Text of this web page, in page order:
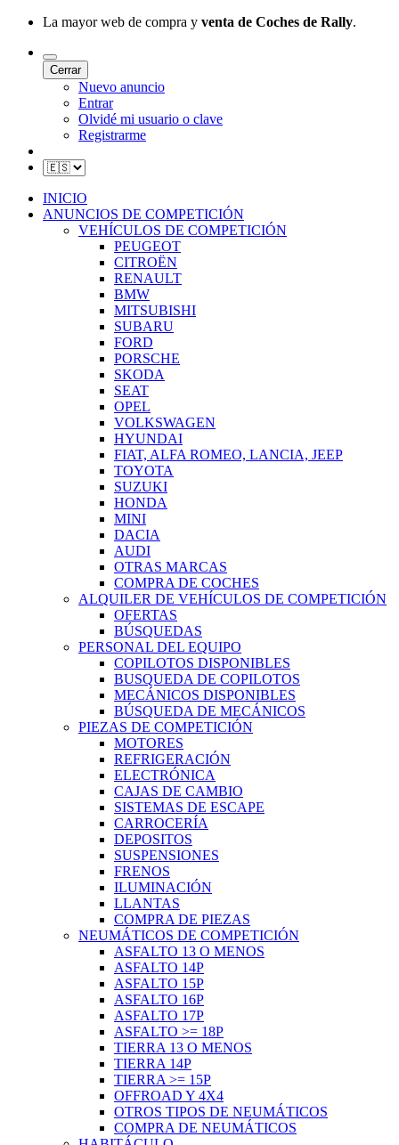
La mayor web de compra y venta de Coches de Rally.
Cerrar
Nuevo anuncio
Entrar
Olvidé mi usuario o clave
Registrarme
INICIO
ANUNCIOS DE COMPETICIÓN
VEHÍCULOS DE COMPETICIÓN
PEUGEOT
CITROËN
RENAULT
BMW
MITSUBISHI
SUBARU
FORD
PORSCHE
SKODA
SEAT
OPEL
VOLKSWAGEN
HYUNDAI
FIAT, ALFA ROMEO, LANCIA, JEEP
TOYOTA
SUZUKI
HONDA
MINI
DACIA
AUDI
OTRAS MARCAS
COMPRA DE COCHES
ALQUILER DE VEHÍCULOS DE COMPETICIÓN
OFERTAS
BÚSQUEDAS
PERSONAL DEL EQUIPO
COPILOTOS DISPONIBLES
BUSQUEDA DE COPILOTOS
MECÁNICOS DISPONIBLES
BÚSQUEDA DE MECÁNICOS
PIEZAS DE COMPETICIÓN
MOTORES
REFRIGERACIÓN
ELECTRÓNICA
CAJAS DE CAMBIO
SISTEMAS DE ESCAPE
CARROCERÍA
DEPOSITOS
SUSPENSIONES
FRENOS
ILUMINACIÓN
LLANTAS
COMPRA DE PIEZAS
NEUMÁTICOS DE COMPETICIÓN
ASFALTO 13 O MENOS
ASFALTO 14P
ASFALTO 15P
ASFALTO 16P
ASFALTO 17P
ASFALTO >= 18P
TIERRA 13 O MENOS
TIERRA 14P
TIERRA >= 15P
OFFROAD Y 4X4
OTROS TIPOS DE NEUMÁTICOS
COMPRA DE NEUMÁTICOS